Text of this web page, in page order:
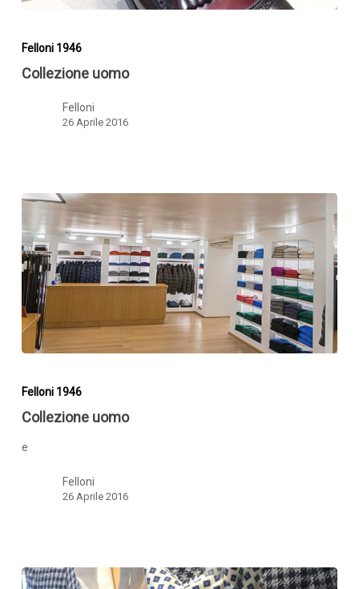
uomo
Felloni 1946
Collezione uomo
Felloni
26 Aprile 2016
uomo
Felloni 1946
Collezione uomo
e
Felloni
26 Aprile 2016